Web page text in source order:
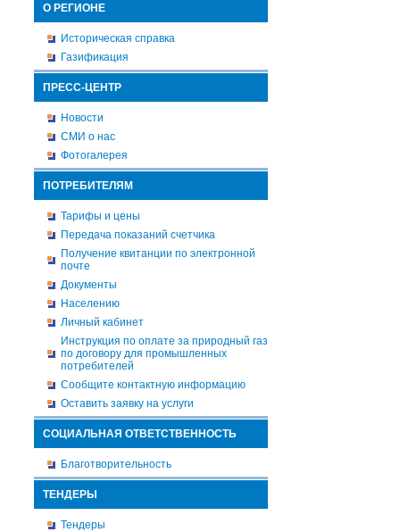
О РЕГИОНЕ
Историческая справка
Газификация
ПРЕСС-ЦЕНТР
Новости
СМИ о нас
Фотогалерея
ПОТРЕБИТЕЛЯМ
Тарифы и цены
Передача показаний счетчика
Получение квитанции по электронной
почте
Документы
Населению
Личный кабинет
Инструкция по оплате за природный газ
по договору для промышленных
потребителей
Сообщите контактную информацию
Оставить заявку на услуги
СОЦИАЛЬНАЯ ОТВЕТСТВЕННОСТЬ
Благотворительность
ТЕНДЕРЫ
Тендеры